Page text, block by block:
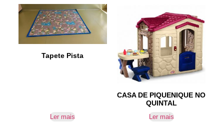
Tapete Pista
Ler mais
CASA DE PIQUENIQUE NO
QUINTAL
Ler mais